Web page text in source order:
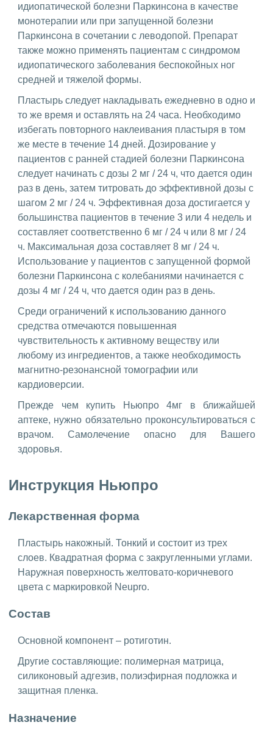
идиопатической болезни Паркинсона в качестве
монотерапии или при запущенной болезни
Паркинсона в сочетании с леводопой. Препарат
также можно применять пациентам с синдромом
идиопатического заболевания беспокойных ног
средней и тяжелой формы.
Пластырь следует накладывать ежедневно в одно и
то же время и оставлять на 24 часа. Необходимо
избегать повторного наклеивания пластыря в том
же месте в течение 14 дней. Дозирование у
пациентов с ранней стадией болезни Паркинсона
следует начинать с дозы 2 мг / 24 ч, что дается один
раз в день, затем титровать до эффективной дозы с
шагом 2 мг / 24 ч. Эффективная доза достигается у
большинства пациентов в течение 3 или 4 недель и
составляет соответственно 6 мг / 24 ч или 8 мг / 24
ч. Максимальная доза составляет 8 мг / 24 ч.
Использование у пациентов с запущенной формой
болезни Паркинсона с колебаниями начинается с
дозы 4 мг / 24 ч, что дается один раз в день.
Среди ограничений к использованию данного
средства отмечаются повышенная
чувствительность к активному веществу или
любому из ингредиентов, а также необходимость
магнитно-резонансной томографии или
кардиоверсии.
Прежде чем купить Ньюпро 4мг в ближайшей
аптеке, нужно обязательно проконсультироваться с
врачом. Самолечение опасно для Вашего
здоровья.
Инструкция Ньюпро
Лекарственная форма
Пластырь накожный. Тонкий и состоит из трех
слоев. Квадратная форма с закругленными углами.
Наружная поверхность желтовато-коричневого
цвета с маркировкой Neupro.
Состав
Основной компонент – ротиготин.
Другие составляющие: полимерная матрица,
силиконовый адгезив, полиэфирная подложка и
защитная пленка.
Назначение